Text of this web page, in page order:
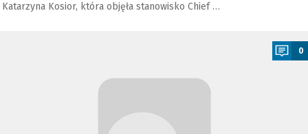
Katarzyna Kosior, która objęła stanowisko Chief …
0